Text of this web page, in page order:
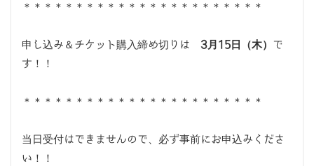
＊＊＊＊＊＊＊＊＊＊＊＊＊＊＊＊＊＊＊＊＊＊＊
申し込み＆チケット購入締め切りは 3月15日（木）
で
す！！
＊＊＊＊＊＊＊＊＊＊＊＊＊＊＊＊＊＊＊＊＊＊＊
当日受付はできませんので、必ず事前にお申込みくださ
い！！